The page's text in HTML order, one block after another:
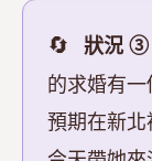
狀況 ③
的求婚有
預期在新北